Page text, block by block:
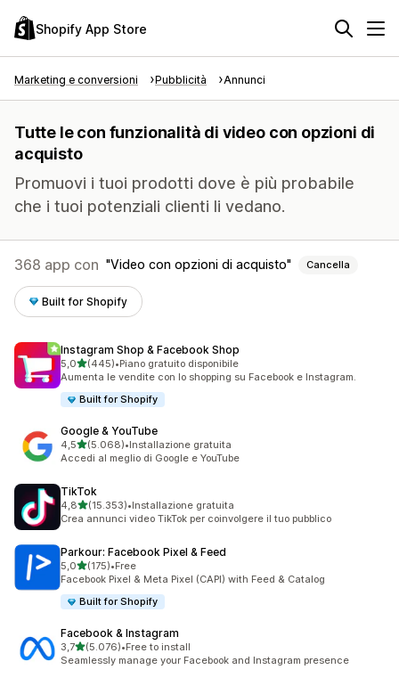
Shopify App Store
Marketing e conversioni Pubblicità Annunci
Tutte le con funzionalità di video con opzioni di
acquisto
Promuovi i tuoi prodotti dove è più probabile
che i tuoi potenziali clienti li vedano.
368 app con Video con opzioni di acquisto Cancella
Built for Shopify
Instagram Shop & Facebook Shop
5,0stelle su 5
(445)
445 recensioni totali
•Piano gratuito disponibile
Aumenta le vendite con lo shopping su Facebook e Instagram.
Built for Shopify
Google & YouTube
4,5stelle su 5
(5.068)
5068 recensioni totali
•Installazione gratuita
Accedi al meglio di Google e YouTube
TikTok
4,8stelle su 5
(15.353)
15353 recensioni totali
•Installazione gratuita
Crea annunci video TikTok per coinvolgere il tuo pubblico
Parkour: Facebook Pixel & Feed
5,0stelle su 5
(175)
175 recensioni totali
•Free
Facebook Pixel & Meta Pixel (CAPI) with Feed & Catalog
Built for Shopify
Facebook & Instagram
3,7stelle su 5
(5.076)
5076 recensioni totali
•Free to install
Seamlessly manage your Facebook and Instagram presence